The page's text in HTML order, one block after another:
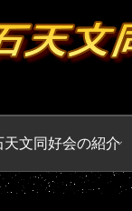
天文同好会の紹介